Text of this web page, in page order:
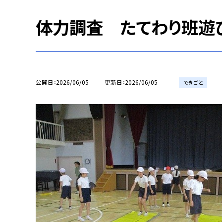
体力調査 たてわり班遊
公開日 2026/06/05 更新日 2026/06/05 できごと